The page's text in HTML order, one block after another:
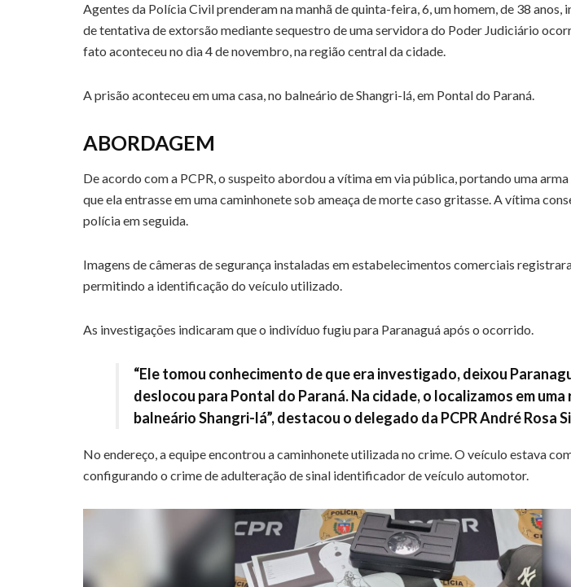
Agentes da Polícia Civil prenderam na manhã de quinta-feira, 6, um homem, de 38 anos,
de tentativa de extorsão mediante sequestro de uma servidora do Poder Judiciário
fato aconteceu no dia 4 de novembro, na região central da cidade.
A prisão aconteceu em uma casa, no balneário de Shangri-lá, em Pontal do Paraná.
ABORDAGEM
De acordo com a PCPR, o suspeito abordou a vítima em via pública, portando uma
que ela entrasse em uma caminhonete sob ameaça de morte caso gritasse. A vítima
polícia em seguida.
Imagens de câmeras de segurança instaladas em estabelecimentos comerciais
permitindo a identificação do veículo utilizado.
As investigações indicaram que o indivíduo fugiu para Paranaguá após o ocorrido.
“Ele tomou conhecimento de que era investigado, deixou
deslocou para Pontal do Paraná. Na cidade, o localizamos em uma
balneário Shangri-lá”, destacou o delegado da PCPR André Rosa
No endereço, a equipe encontrou a caminhonete utilizada no crime. O veículo estava
configurando o crime de adulteração de sinal identificador de veículo automotor.